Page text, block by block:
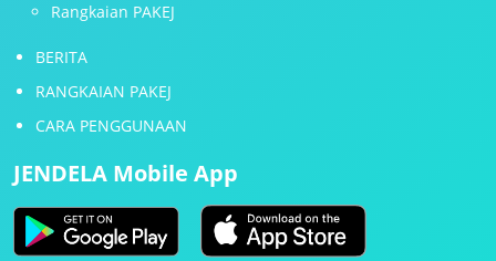
Rangkaian PAKEJ
BERITA
RANGKAIAN PAKEJ
CARA PENGGUNAAN
JENDELA Mobile App